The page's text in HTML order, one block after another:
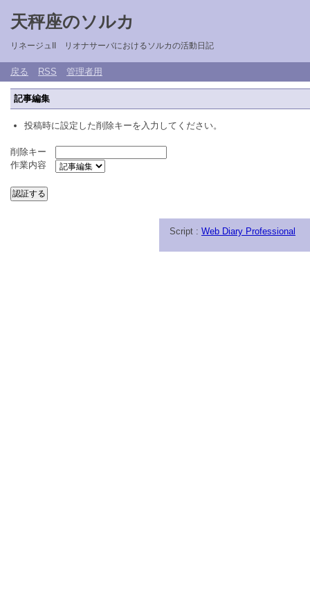
天秤座のソルカ
リネージュII リオナサーバにおけるソルカの活動日記
戻る RSS 管理者用
記事編集
投稿時に設定した削除キーを入力してください。
削除キー
作業内容
Script : Web Diary Professional